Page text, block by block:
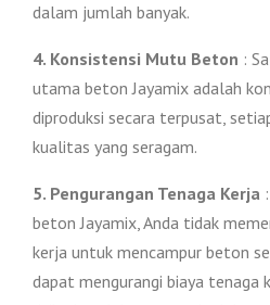
dalam jumlah banyak.
4. Konsistensi Mutu Beton :
utama beton Jayamix adalah
diproduksi secara terpusat,
kualitas yang seragam.
5. Pengurangan Tenaga Kerja
beton Jayamix, Anda tidak
kerja untuk mencampur beton
dapat mengurangi biaya tenaga